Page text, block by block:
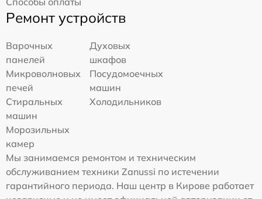
Ремонт устройств
Варочных
панелей
Духовых
шкафов
Микроволновых
печей
Посудомоечных
машин
Стиральных
машин
Холодильников
Морозильных
камер
Мы занимаемся ремонтом и техническим
обслуживанием техники Zanussi по истечении
гарантийного периода. Наш центр в Кирове работает